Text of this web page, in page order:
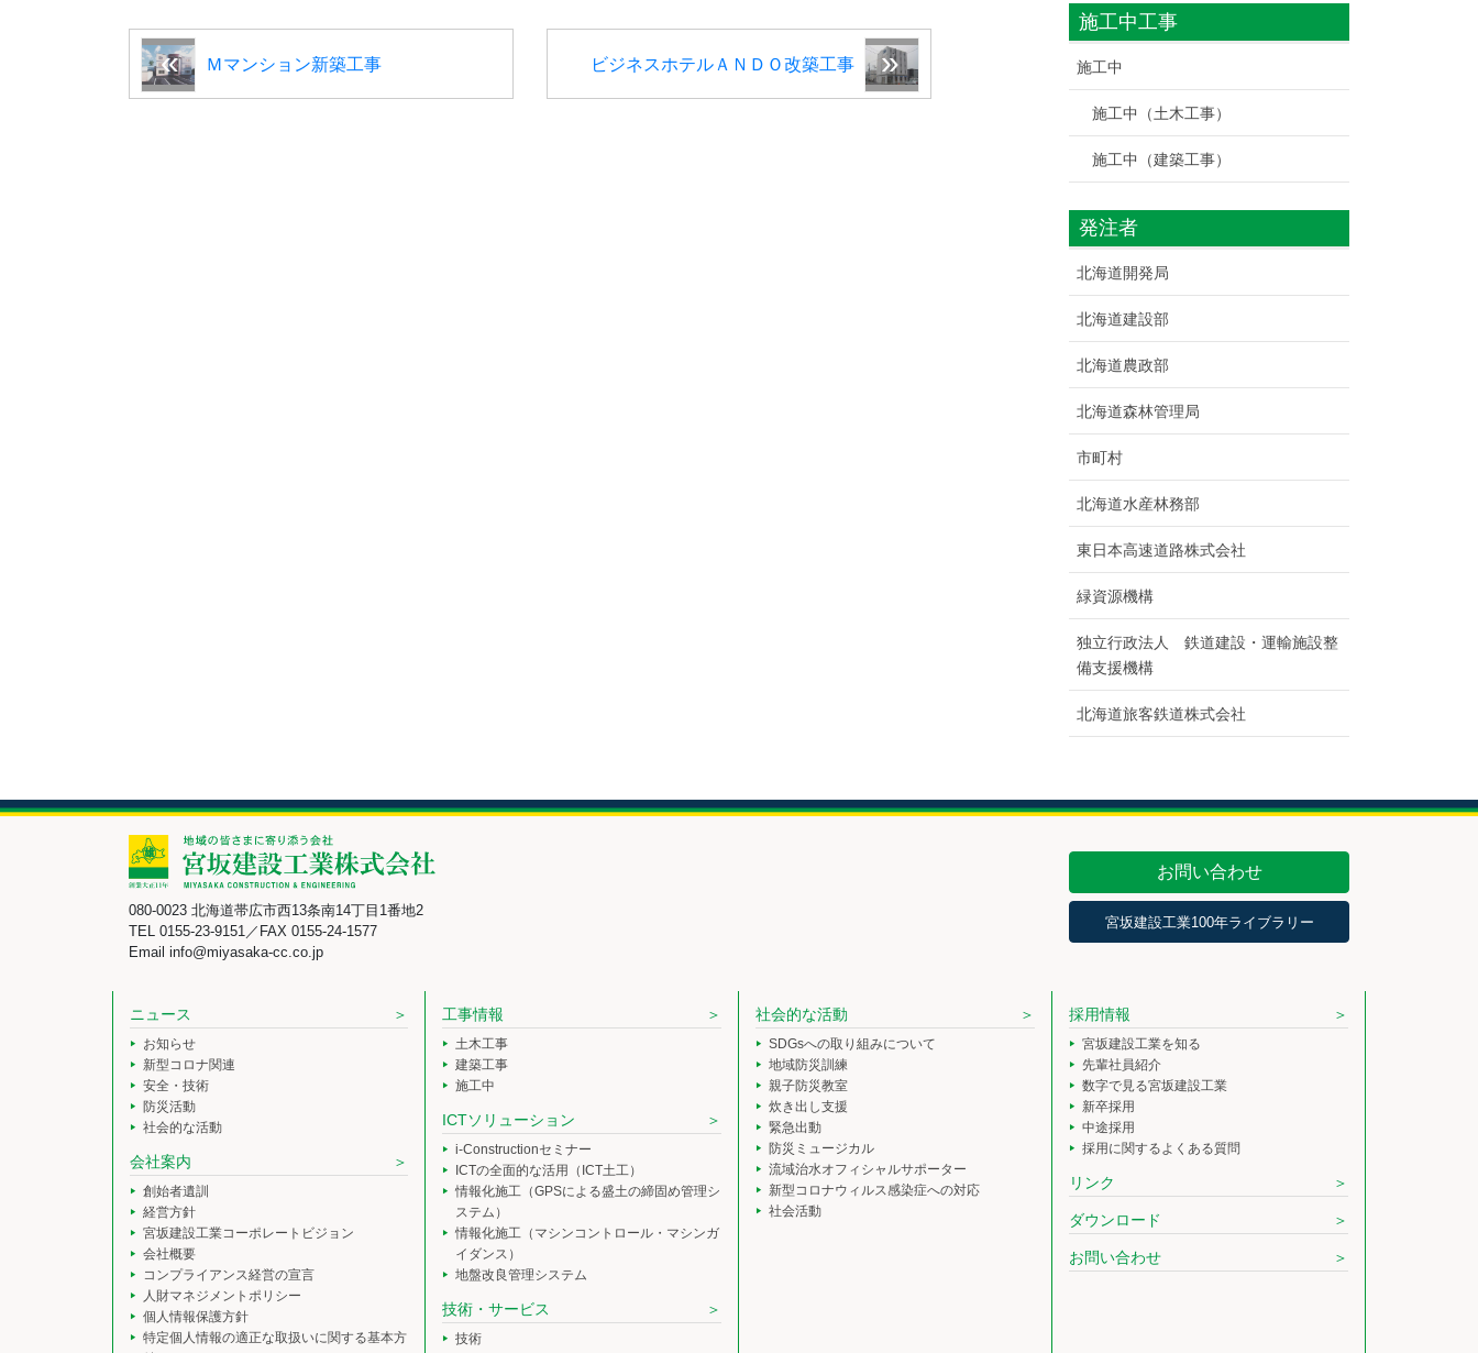
Ｍマンション新築工事 ビジネスホテルＡＮＤＯ改築工事
施工中工事
施工中
施工中（土木工事）
施工中（建築工事）
発注者
北海道開発局
北海道建設部
北海道農政部
北海道森林管理局
市町村
北海道水産林務部
東日本高速道路株式会社
緑資源機構
独立行政法人 鉄道建設・運輸施設整
備支援機構
北海道旅客鉄道株式会社
080-0023 北海道帯広市西13条南14丁目1番地2
TEL 0155-23-9151／FAX 0155-24-1577
Email info@miyasaka-cc.co.jp
お問い合わせ
宮坂建設工業100年ライブラリー
ニュース
お知らせ
新型コロナ関連
安全・技術
防災活動
社会的な活動
会社案内
創始者遺訓
経営方針
宮坂建設工業コーポレートビジョン
会社概要
コンプライアンス経営の宣言
人財マネジメントポリシー
個人情報保護方針
特定個人情報の適正な取扱いに関する基本方
工事情報
土木工事
建築工事
施工中
ICTソリューション
i-Constructionセミナー
ICTの全面的な活用（ICT土工）
情報化施工（GPSによる盛土の締固め管理シ
ステム）
情報化施工（マシンコントロール・マシンガ
イダンス）
地盤改良管理システム
技術・サービス
技術
社会的な活動
SDGsへの取り組みについて
地域防災訓練
親子防災教室
炊き出し支援
緊急出動
防災ミュージカル
流域治水オフィシャルサポーター
新型コロナウィルス感染症への対応
社会活動
採用情報
宮坂建設工業を知る
先輩社員紹介
数字で見る宮坂建設工業
新卒採用
中途採用
採用に関するよくある質問
リンク
ダウンロード
お問い合わせ